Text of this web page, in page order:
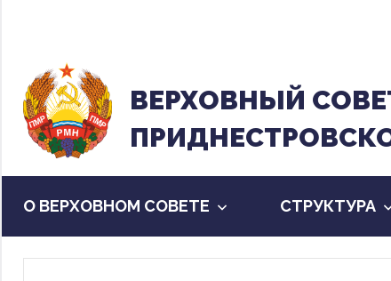
содержанию
ВЕРХОВНЫЙ
О ВЕРХОВНОМ СОВЕТЕ CТРУКТУРА